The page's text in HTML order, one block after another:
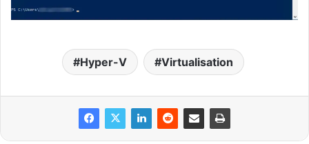
Hyper-V Virtualisation